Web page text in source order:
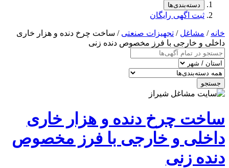
دسته‌بندی‌ها
ثبت اگهی رایگان
خانه / مشاغل / تجهیزات صنعتی / ساخت چرخ دنده و هزار خاری
داخلی و خارجی با فرز مخصوص دنده زنی
جستجو
ساخت چرخ دنده و هزار خاری
داخلی و خارجی با فرز مخصوص
دنده زنی